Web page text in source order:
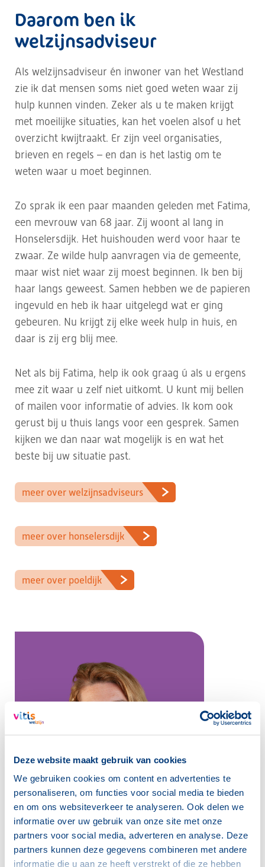
Deze website maakt gebruik van cookies
We gebruiken cookies om content en advertenties te
personaliseren, om functies voor social media te bieden
en om ons websiteverkeer te analyseren. Ook delen we
informatie over uw gebruik van onze site met onze
partners voor social media, adverteren en analyse. Deze
partners kunnen deze gegevens combineren met andere
informatie die u aan ze heeft verstrekt of die ze hebben
Daarom ben ik
welzijnsadviseur
Als welzijnsadviseur én inwoner van het Westland
zie ik dat mensen soms niet goed weten waar zij
hulp kunnen vinden. Zeker als u te maken krijgt
met moeilijke situaties, kan het voelen alsof u het
overzicht kwijtraakt. Er zijn veel organisaties,
brieven en regels – en dan is het lastig om te
weten waar u moet beginnen.
Zo sprak ik een paar maanden geleden met Fatima,
een mevrouw van 68 jaar. Zij woont al lang in
Honselersdijk. Het huishouden werd voor haar te
zwaar. Ze wilde hulp aanvragen via de gemeente,
maar wist niet waar zij moest beginnen. Ik ben bij
haar langs geweest. Samen hebben we de papieren
ingevuld en heb ik haar uitgelegd wat er ging
gebeuren. Nu krijgt zij elke week hulp in huis, en
daar is zij erg blij mee.
Net als bij Fatima, help ik ook graag ú als u ergens
mee zit waar u zelf niet uitkomt. U kunt mij bellen
of mailen voor informatie of advies. Ik kom ook
gerust bij u thuis langs voor een gesprek. Samen
kijken we dan naar wat mogelijk is en wat het
beste bij uw situatie past.
meer over welzijnsadviseurs
meer over honselersdijk
meer over poeldijk